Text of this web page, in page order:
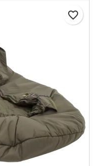
favorite_border